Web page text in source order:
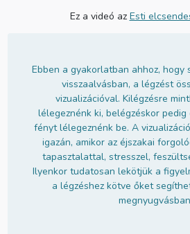
Ez a videó az Esti
Ebben a gyakorlatban ahhoz, hogy
visszaalvásban, a légzést
vizualizációval. Kilégzésre
lélegeznénk ki, belégzéskor
fényt lélegeznénk be. A
igazán, amikor az éjszakai
tapasztalattal, stresszel,
Ilyenkor tudatosan lekötjük a
a légzéshez kötve őket